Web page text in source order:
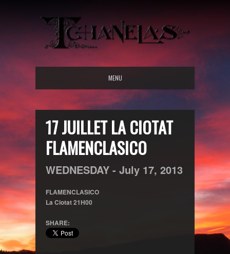
MENU
17 JUILLET LA CIOTAT
FLAMENCLASICO
WEDNESDAY - July 17, 2013
FLAMENCLASICO
La Ciotat 21H00
SHARE: